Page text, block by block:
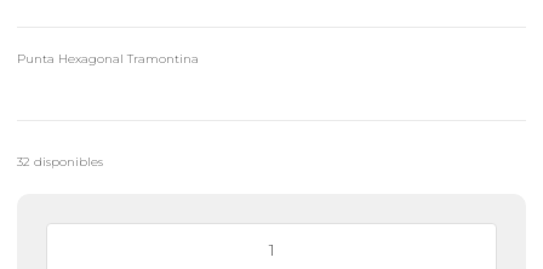
Punta Hexagonal Tramontina
32 disponibles